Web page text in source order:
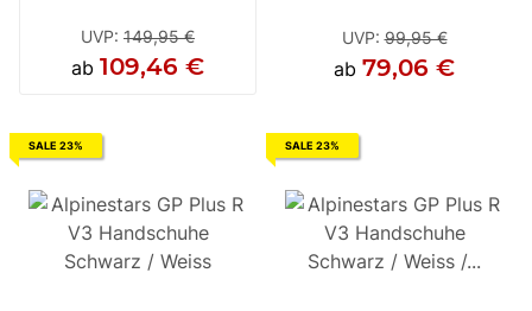
UVP: 149,95 €
ab 109,46 €
UVP:99,95 €
ab 79,06 €
SALE 23% SALE 23%